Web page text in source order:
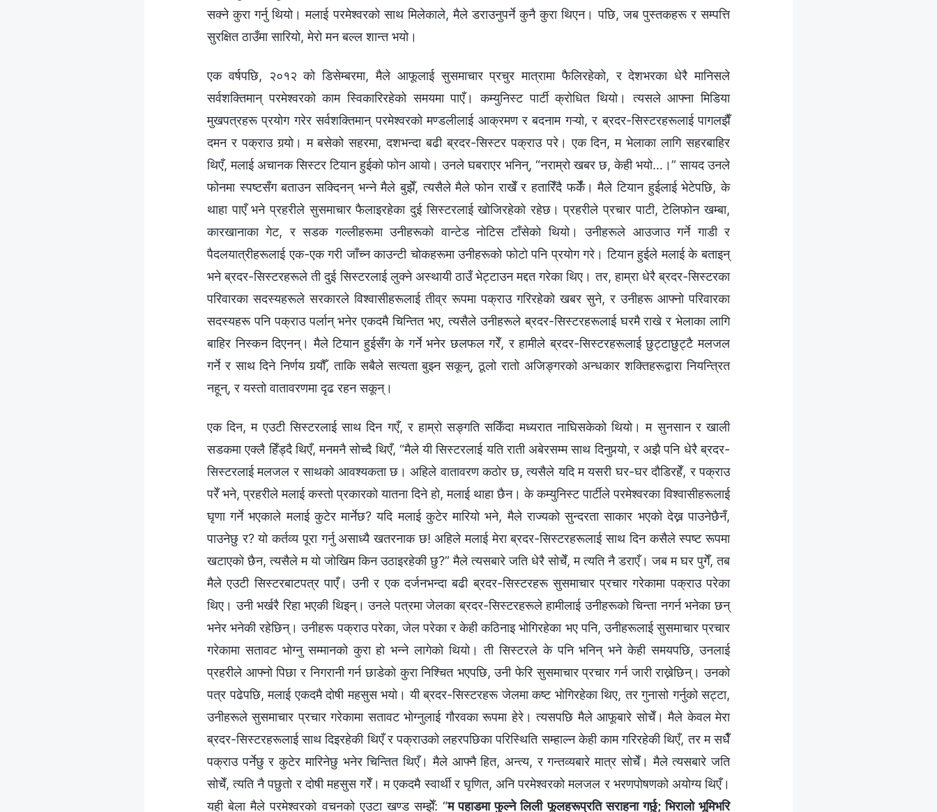
सक्ने कुरा गर्नु थियो। मलाई परमेश्‍वरको साथ मिलेकाले, मैले डराउनुपर्ने कुनै कुरा थिएन। पछि, जब पुस्तकहरू र सम्पत्ति
सुरक्षित ठाउँमा सारियो, मेरो मन बल्ल शान्त भयो।
एक वर्षपछि, २०१२ को डिसेम्बरमा, मैले आफूलाई सुसमाचार प्रचुर मात्रामा फैलिरहेको, र देशभरका धेरै मानिसले
सर्वशक्तिमान् परमेश्‍वरको काम स्विकारिरहेको समयमा पाएँ। कम्युनिस्ट पार्टी क्रोधित थियो। त्यसले आफ्ना मिडिया
मुखपत्रहरू प्रयोग गरेर सर्वशक्तिमान् परमेश्‍वरको मण्डलीलाई आक्रमण र बदनाम गऱ्यो, र ब्रदर-सिस्टरहरूलाई पागलझैँ
दमन र पक्राउ गर्‍यो। म बसेको सहरमा, दशभन्दा बढी ब्रदर-सिस्टर पक्राउ परे। एक दिन, म भेलाका लागि सहरबाहिर
थिएँ, मलाई अचानक सिस्टर टियान हुईको फोन आयो। उनले घबराएर भनिन्, “नराम्रो खबर छ, केही भयो…।” सायद उनले
फोनमा स्पष्टसँग बताउन सक्दिनन् भन्ने मैले बुझेँ, त्यसैले मैले फोन राखेँ र हतारिँदै फर्केँ। मैले टियान हुईलाई भेटेपछि, के
थाहा पाएँ भने प्रहरीले सुसमाचार फैलाइरहेका दुई सिस्टरलाई खोजिरहेको रहेछ। प्रहरीले प्रचार पाटी, टेलिफोन खम्बा,
कारखानाका गेट, र सडक गल्लीहरूमा उनीहरूको वान्टेड नोटिस टाँसेको थियो। उनीहरूले आउजाउ गर्ने गाडी र
पैदलयात्रीहरूलाई एक-एक गरी जाँच्न काउन्टी चोकहरूमा उनीहरूको फोटो पनि प्रयोग गरे। टियान हुईले मलाई के बताइन्
भने ब्रदर-सिस्टरहरूले ती दुई सिस्टरलाई लुक्ने अस्थायी ठाउँ भेट्टाउन मद्दत गरेका थिए। तर, हाम्रा धेरै ब्रदर-सिस्टरका
परिवारका सदस्यहरूले सरकारले विश्वासीहरूलाई तीव्र रूपमा पक्राउ गरिरहेको खबर सुने, र उनीहरू आफ्नो परिवारका
सदस्यहरू पनि पक्राउ पर्लान् भनेर एकदमै चिन्तित भए, त्यसैले उनीहरूले ब्रदर-सिस्टरहरूलाई घरमै राखे र भेलाका लागि
बाहिर निस्कन दिएनन्। मैले टियान हुईसँग के गर्ने भनेर छलफल गरेँ, र हामीले ब्रदर-सिस्टरहरूलाई छुट्टाछुट्टै मलजल
गर्ने र साथ दिने निर्णय गर्‍यौँ, ताकि सबैले सत्यता बुझ्न सकून्, ठूलो रातो अजिङ्गरको अन्धकार शक्तिहरूद्वारा नियन्त्रित
नहून्, र यस्तो वातावरणमा दृढ रहन सकून्।
एक दिन, म एउटी सिस्टरलाई साथ दिन गएँ, र हाम्रो सङ्गति सकिँदा मध्यरात नाघिसकेको थियो। म सुनसान र खाली
सडकमा एक्लै हिँड्दै थिएँ, मनमनै सोच्दै थिएँ, “मैले यी सिस्टरलाई यति राती अबेरसम्म साथ दिनुपर्‍यो, र अझै पनि धेरै ब्रदर-
सिस्टरलाई मलजल र साथको आवश्यकता छ। अहिले वातावरण कठोर छ, त्यसैले यदि म यसरी घर-घर दौडिरहेँ, र पक्राउ
परेँ भने, प्रहरीले मलाई कस्तो प्रकारको यातना दिने हो, मलाई थाहा छैन। के कम्युनिस्ट पार्टीले परमेश्‍वरका विश्‍वासीहरूलाई
घृणा गर्ने भएकाले मलाई कुटेर मार्नेछ? यदि मलाई कुटेर मारियो भने, मैले राज्यको सुन्दरता साकार भएको देख्न पाउनेछैनँ,
पाउनेछु र? यो कर्तव्य पूरा गर्नु असाध्यै खतरनाक छ! अहिले मलाई मेरा ब्रदर-सिस्टरहरूलाई साथ दिन कसैले स्पष्ट रूपमा
खटाएको छैन, त्यसैले म यो जोखिम किन उठाइरहेकी छु?” मैले त्यसबारे जति धेरै सोचेँ, म त्यति नै डराएँ। जब म घर पुगेँ, तब
मैले एउटी सिस्टरबाटपत्र पाएँ। उनी र एक दर्जनभन्दा बढी ब्रदर-सिस्टरहरू सुसमाचार प्रचार गरेकामा पक्राउ परेका
थिए। उनी भर्खरै रिहा भएकी थिइन्। उनले पत्रमा जेलका ब्रदर-सिस्टरहरूले हामीलाई उनीहरूको चिन्ता नगर्न भनेका छन्
भनेर भनेकी रहेछिन्। उनीहरू पक्राउ परेका, जेल परेका र केही कठिनाइ भोगिरहेका भए पनि, उनीहरूलाई सुसमाचार प्रचार
गरेकामा सतावट भोग्नु सम्मानको कुरा हो भन्ने लागेको थियो। ती सिस्टरले के पनि भनिन् भने केही समयपछि, उनलाई
प्रहरीले आफ्नो पिछा र निगरानी गर्न छाडेको कुरा निश्चित भएपछि, उनी फेरि सुसमाचार प्रचार गर्न जारी राख्नेछिन्। उनको
पत्र पढेपछि, मलाई एकदमै दोषी महसुस भयो। यी ब्रदर-सिस्टरहरू जेलमा कष्ट भोगिरहेका थिए, तर गुनासो गर्नुको सट्टा,
उनीहरूले सुसमाचार प्रचार गरेकामा सतावट भोग्नुलाई गौरवका रूपमा हेरे। त्यसपछि मैले आफूबारे सोचेँ। मैले केवल मेरा
ब्रदर-सिस्टरहरूलाई साथ दिइरहेकी थिएँ र पक्राउको लहरपछिका परिस्थिति सम्हाल्न केही काम गरिरहेकी थिएँ, तर म सधैँ
पक्राउ पर्नेछु र कुटेर मारिनेछु भनेर चिन्तित थिएँ। मैले आफ्नै हित, अन्त्य, र गन्तव्यबारे मात्र सोचेँ। मैले त्यसबारे जति
सोचेँ, त्यति नै पछुतो र दोषी महसुस गरेँ। म एकदमै स्वार्थी र घृणित, अनि परमेश्‍वरको मलजल र भरणपोषणको अयोग्य थिएँ।
यही बेला मैले परमेश्‍वरको वचनको एउटा खण्ड सम्झेँ: “म पहाडमा फुल्‍ने लिली फूलहरूप्रति सराहना गर्छु; भिरालो भूमिभरि